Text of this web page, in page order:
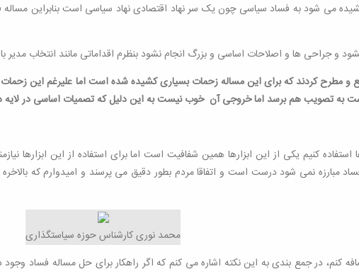
می شود به فساد سیاسی چون یک سر نهاد اقتصادی نهاد سیاسی است بنابراین مساله
و جراحی ها و اصلاحات اساسی و بزرگ انجام نشود بنظرم اقداماتی مانند انتخاب
و مطرح کردند که برای این مساله زحمات بسیاری کشیده شده است اما علیرغم این
تصویب هم برسد اما خروجی آن خوب نیست به این دلیل که تصمیات اساسی در لایه
استفاده کنیم یکی از این ابزارها همین شفافیت است اما برای استفاده از این
مبارزه نمی شود درست است و اتفاقا مردم بطور دقیق می پرسند و امیدوارم که
محمد نوری کارشناس حوزه سیاستگذاری
در جمع بندی به این نکته اشاره می کنم که اگر راهکار برای حل مساله فساد وجود